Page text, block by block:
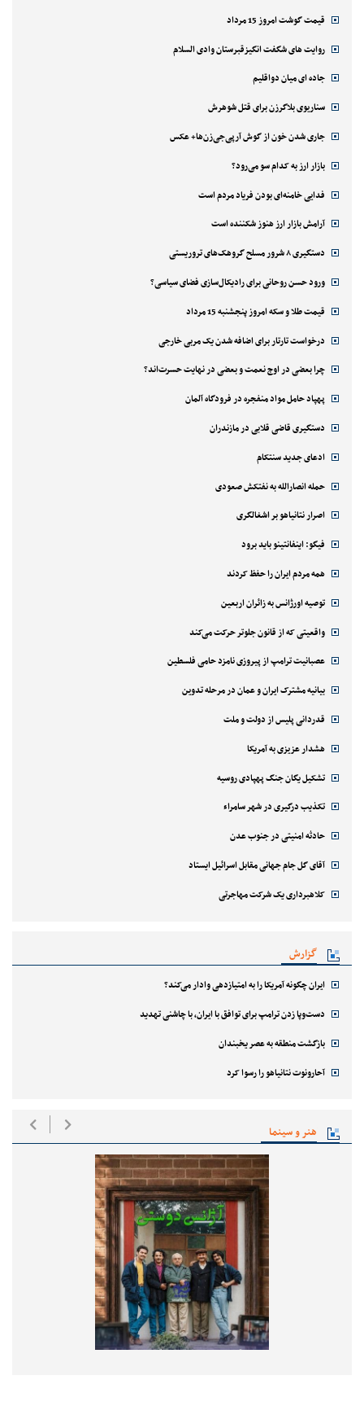
قیمت گوشت امروز 15 مرداد
روایت های شگفت انگیزقبرستان وادی السلام
جاده ای میان دواقلیم
سناریوی بلاگرزن برای قتل شوهرش
جاری شدن خون از گوش آرپی‌جی‌زن‌ها+ عکس
بازار ارز به کدام سو می‌رود؟
فدایی خامنه‌ای بودن فریاد مردم است
آرامش بازار ارز هنوز شکننده است
دستگیری ۸ شرور مسلح گروهک‌های تروریستی
ورود حسن روحانی برای رادیکال‌سازی فضای سیاسی؟
قیمت طلا و سکه امروز پنجشنبه 15 مرداد
درخواست تارتار برای اضافه شدن یک مربی خارجی
چرا بعضی در اوج نعمت و بعضی در نهایت حسرت‌اند؟
پهپاد حامل مواد منفجره در فرودگاه آلمان
دستگیری قاضی قلابی در مازندران
ادعای جدید سنتکام
حمله انصارالله به نفتکش صعودی
اصرار نتانیاهو بر اشغالگری
فیگو: اینفانتینو باید برود
همه مردم ایران را حفظ کردند
توصیه اورژانس به زائران اربعین
واقعیتی که از قانون جلوتر حرکت می‌کند
عصبانیت ترامپ از پیروزی نامزد حامی فلسطین
بیانیه مشترک ایران و عمان در مرحله تدوین
قدردانی پلیس از دولت و ملت
هشدار عزیزی به آمریکا
تشکیل یگان جنگ پهپادی روسیه
تکذیب درگیری در شهر سامراء
حادثه امنیتی در جنوب عدن
آقای گل جام جهانی مقابل اسرائیل ایستاد
کلاهبرداری یک شرکت مهاجرتی
گزارش
ایران چگونه آمریکا را به امتیازدهی وادار می‌کند؟
دست‌وپا زدن ترامپ برای توافق با ایران، با چاشنی تهدید
بازگشت منطقه به عصر یخبندان
آحارونوت نتانیاهو را رسوا کرد
هنر و سینما